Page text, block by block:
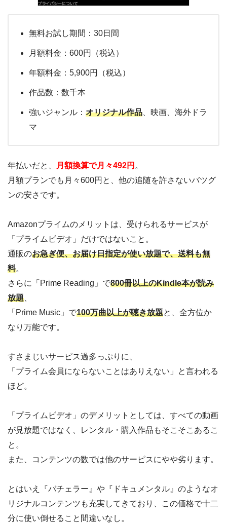
無料お試し期間：30日間
月額料金：600円（税込）
年額料金：5,900円（税込）
作品数：数千本
強いジャンル： オリジナル作品 、映画、海外ドラ
マ
年払いだと、 月額換算で月々492円 。
月額プランでも月々600円と、他の追随を許さないバツグ
ンの安さです。
Amazonプライムのメリットは、受けられるサービスが
「プライムビデオ」だけではないこと。
通販のお急ぎ便、お届け日指定が使い放題で、送料も無
料。
さらに「Prime Reading」で800冊以上のKindle本が読み
放題
「Prime Music」で100万曲以上が聴き放題と、全方位か
なり万能です。
すさまじいサーピス過多っぷりに、
「プライム会員にならないことはありえない」と言われる
ほど。
「プライムビデオ」のデメリットとしては、すべての動画
が見放題ではなく、レンタル・購入作品もそこそこあるこ
と。
また、コンテンツの数では他のサーピスにやや劣ります。
とはいえ『バチェラー』や『ドキュメンタル』のようなオ
リジナルコンテンツも充実してきており、この価格で十二
分に使い倒せること間違いなし。